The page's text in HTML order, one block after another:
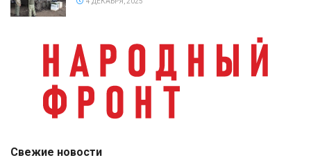
Свежие новости